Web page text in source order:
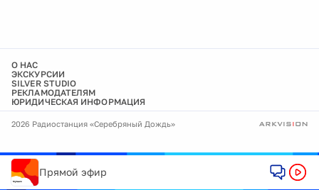
О НАС
ЭКСКУРСИИ
SILVER STUDIO
РЕКЛАМОДАТЕЛЯМ
ЮРИДИЧЕСКАЯ ИНФОРМАЦИЯ
2026 Радиостанция «Серебряный Дождь»
Прямой эфир